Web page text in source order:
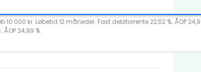
10.000 kr. Løbetid 12 måneder. Fast debitorrente 22,52 %. ÅOP
24,99 %.